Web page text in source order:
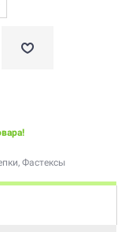
Фастексы